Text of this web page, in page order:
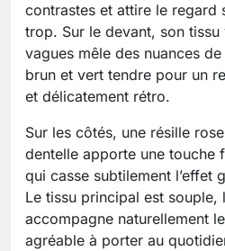
contrastes et attire le regard
trop. Sur le devant, son
vagues mêle des nuances
brun et vert tendre pour un
et délicatement rétro.
Sur les côtés, une résille
dentelle apporte une touche
qui casse subtilement l’effet
Le tissu principal est souple,
accompagne naturellement
agréable à porter au